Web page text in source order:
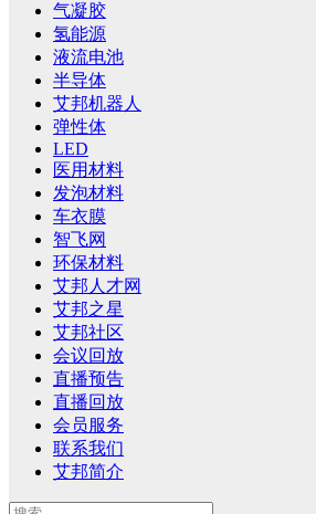
气凝胶
氢能源
液流电池
半导体
艾邦机器人
弹性体
LED
医用材料
发泡材料
车衣膜
智飞网
环保材料
艾邦人才网
艾邦之星
艾邦社区
会议回放
直播预告
直播回放
会员服务
联系我们
艾邦简介